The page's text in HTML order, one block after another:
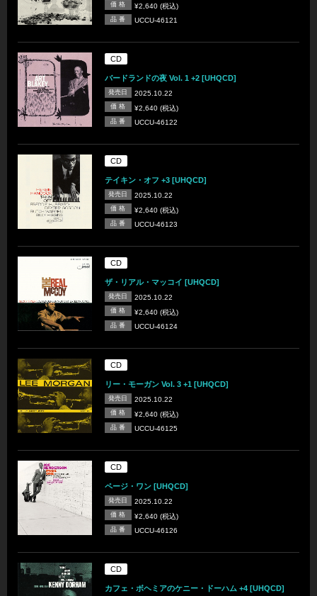
価 格 ¥2,640 (税込)
品 番 UCCU-46121
CD
バードランドの夜 Vol. 1 +2 [UHQCD]
発売日 2025.10.22
価 格 ¥2,640 (税込)
品 番 UCCU-46122
CD
テイキン・オフ +3 [UHQCD]
発売日 2025.10.22
価 格 ¥2,640 (税込)
品 番 UCCU-46123
CD
ザ・リアル・マッコイ [UHQCD]
発売日 2025.10.22
価 格 ¥2,640 (税込)
品 番 UCCU-46124
CD
リー・モーガン Vol. 3 +1 [UHQCD]
発売日 2025.10.22
価 格 ¥2,640 (税込)
品 番 UCCU-46125
CD
ページ・ワン [UHQCD]
発売日 2025.10.22
価 格 ¥2,640 (税込)
品 番 UCCU-46126
CD
カフェ・ボヘミアのケニー・ドーハム +4 [UHQCD]